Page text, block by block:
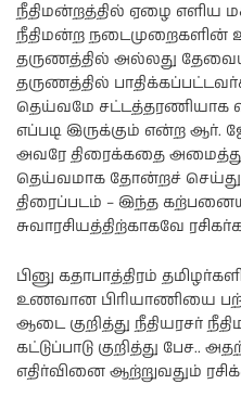
நீதிமன்றத்தில் ஏழை எளிய
நீதிமன்ற நடைமுறைகளின்
தருணத்தில் அல்லது
தருணத்தில்
தெய்வமே சட்டத்தரணியாக
எப்படி இருக்கும் என்ற ஆர்.
அவரே திரைக்கதை
தெய்வமாக தோன்றச் செய்து
திரைப்படம் – இந்த
சுவாரசியத்திற்காகவே
பினு கதாபாத்திரம்
உணவான பிரியாணியை
ஆடை குறித்து நீதியரசர்
கட்டுப்பாடு குறித்து பேச..
எதிர்வினை ஆற்றுவதும்